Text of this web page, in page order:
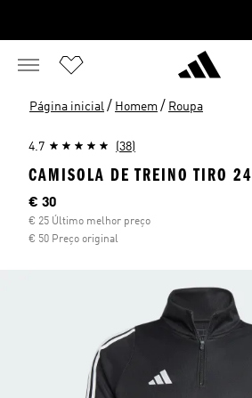
Página inicial / Homem / Roupa
4.7 (38)
CAMISOLA DE TREINO TIRO 24
Preço atual
€ 30
€ 25 Último melhor preço
€ 50 Preço original